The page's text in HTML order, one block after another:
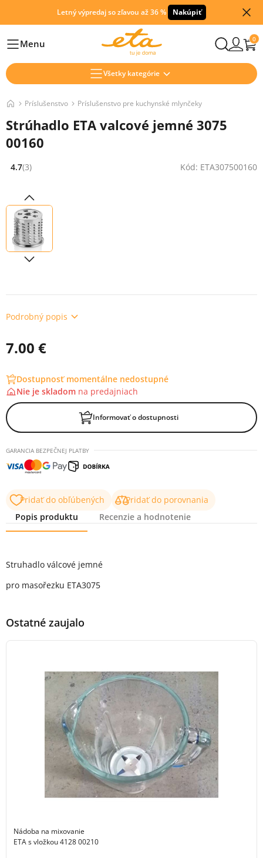
Letný výpredaj so zľavou až 36 % Nakúpiť
HlavníMenu 0
Všetky kategórie
Príslušenstvo Príslušenstvo pre kuchynské mlynčeky
Strúhadlo ETA valcové jemné 3075
00160
Hodnocení: 4.7 z 5 (3 recenzí)
4.7(3) Kód: ETA307500160
Podrobný popis
7.00 €
Dostupnosť momentálne nedostupné
Nie je skladom na predajniach
Informovať o dostupnosti
GARANCIA BEZPEČNEJ PLATBY
Pridať do obľúbených
Pridať do porovnania
Popis produktu
Recenzie a hodnotenie
Struhadlo válcové jemné
pro masořezku ETA3075
Ostatné zaujalo
Nádoba na mixovanie
ETA s vložkou 4128 00210